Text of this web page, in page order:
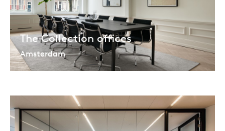
The Collection offices
Amsterdam